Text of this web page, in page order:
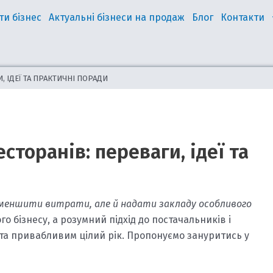
бізнес Актуальні бізнеси на продаж Блог Контакти
ТА ПРАКТИЧНІ ПОРАДИ
переваги, ідеї та
витрати, але й надати закладу особливого
а розумний підхід до постачальників і
привабливим цілий рік. Пропонуємо зануритись у